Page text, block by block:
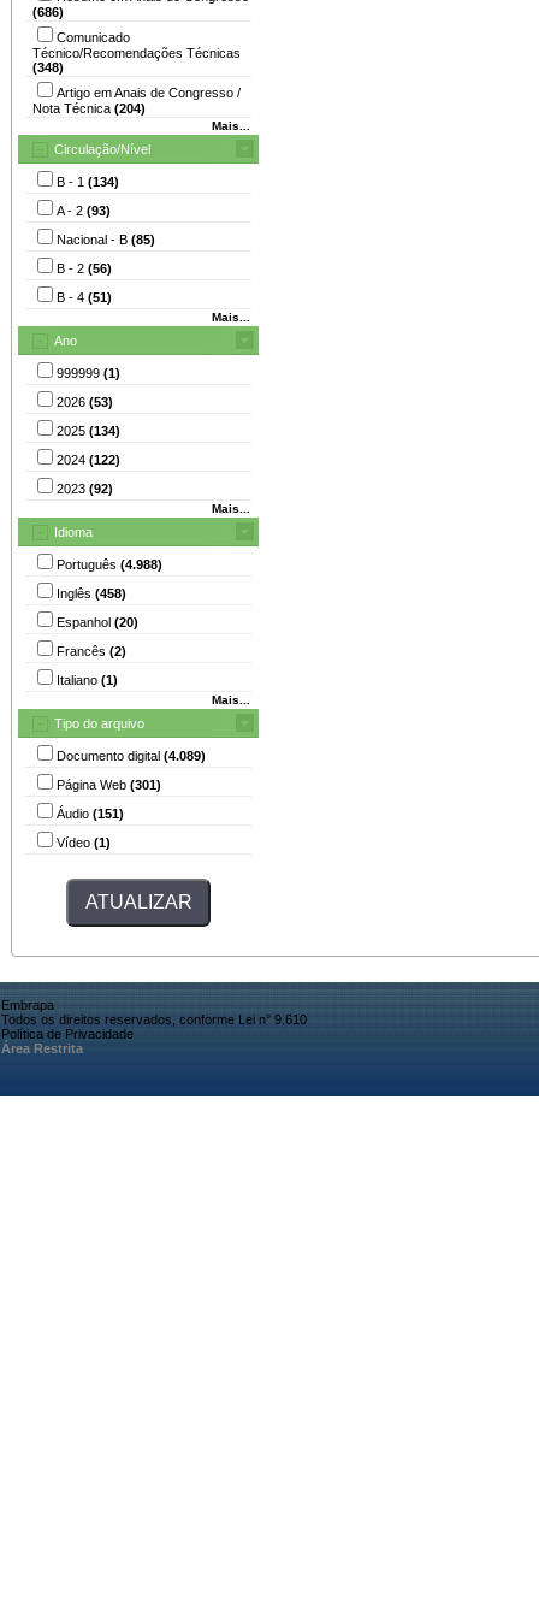
(686)
Comunicado
Técnico/Recomendações Técnicas
(348)
Artigo em Anais de Congresso /
Nota Técnica (204)
Mais...
Circulação/Nível
B - 1 (134)
A - 2 (93)
Nacional - B (85)
B - 2 (56)
B - 4 (51)
Mais...
Ano
999999 (1)
2026 (53)
2025 (134)
2024 (122)
2023 (92)
Mais...
Idioma
Português (4.988)
Inglês (458)
Espanhol (20)
Francês (2)
Italiano (1)
Mais...
Tipo do arquivo
Documento digital (4.089)
Página Web (301)
Áudio (151)
Vídeo (1)
Embrapa
Todos os direitos reservados, conforme Lei n° 9.610
Política de Privacidade
Área Restrita